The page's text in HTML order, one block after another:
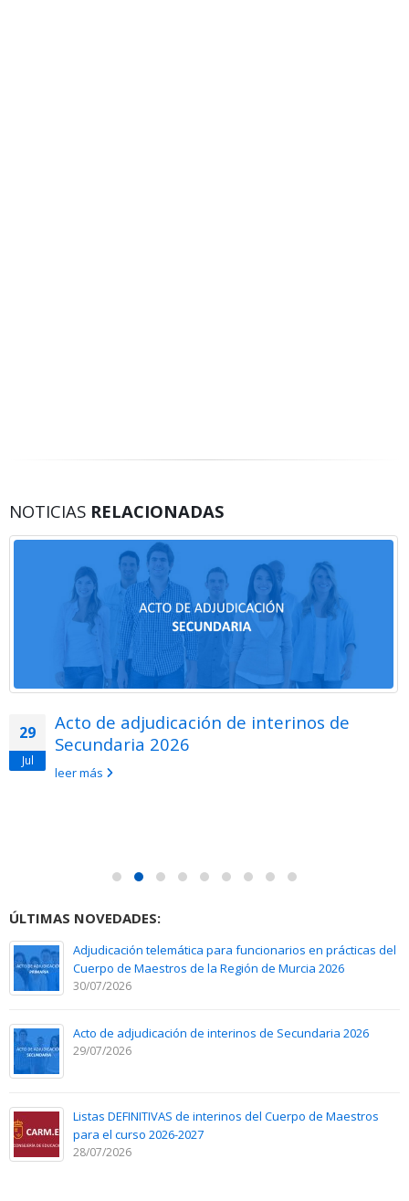
NOTICIAS RELACIONADAS
29
Jul
Acto de adjudicación de interinos de
Secundaria 2026
leer más
ÚLTIMAS NOVEDADES:
Adjudicación telemática para funcionarios en prácticas del
Cuerpo de Maestros de la Región de Murcia 2026
30/07/2026
Acto de adjudicación de interinos de Secundaria 2026
29/07/2026
Listas DEFINITIVAS de interinos del Cuerpo de Maestros
para el curso 2026-2027
28/07/2026